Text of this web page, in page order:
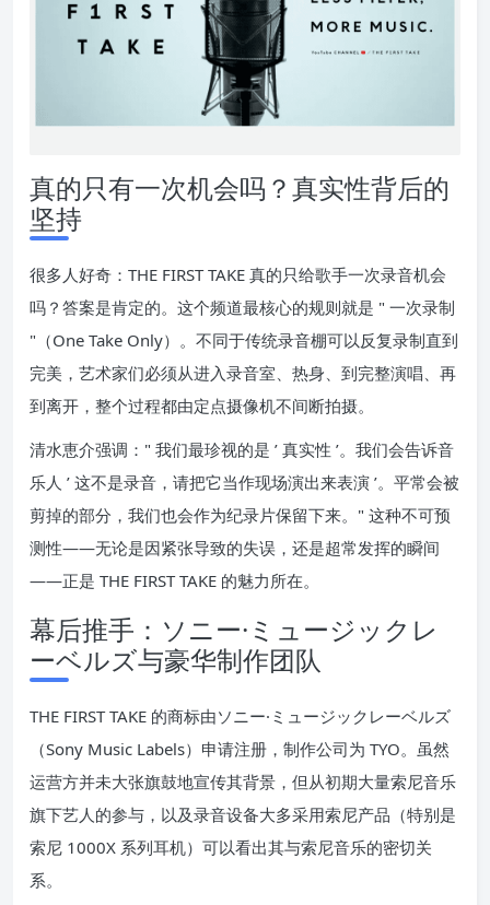
真的只有一次机会吗？真实性背后的
坚持
很多人好奇：THE FIRST TAKE 真的只给歌手一次录音机会
吗？答案是肯定的。这个频道最核心的规则就是 " 一次录制
"（One Take Only）。不同于传统录音棚可以反复录制直到
完美，艺术家们必须从进入录音室、热身、到完整演唱、再
到离开，整个过程都由定点摄像机不间断拍摄。
清水恵介强调：" 我们最珍视的是 ’ 真实性 ’。我们会告诉音
乐人 ’ 这不是录音，请把它当作现场演出来表演 ’。平常会被
剪掉的部分，我们也会作为纪录片保留下来。" 这种不可预
测性——无论是因紧张导致的失误，还是超常发挥的瞬间
——正是 THE FIRST TAKE 的魅力所在。
幕后推手：ソニー·ミュージックレ
ーベルズ与豪华制作团队
THE FIRST TAKE 的商标由ソニー·ミュージックレーベルズ
（Sony Music Labels）申请注册，制作公司为 TYO。虽然
运营方并未大张旗鼓地宣传其背景，但从初期大量索尼音乐
旗下艺人的参与，以及录音设备大多采用索尼产品（特别是
索尼 1000X 系列耳机）可以看出其与索尼音乐的密切关
系。